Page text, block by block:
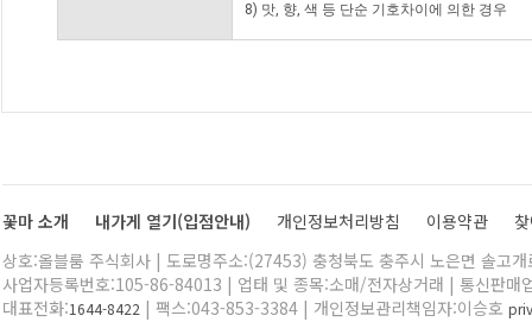
8) 맛, 향, 색 등 단순 기호차이에 의한 경우
꽃마 소개 내가게 열기(입점안내) 개인정보처리방침 이용약관
상호:올블룸 주식회사 | 도로명주소:(27453) 충청북도 충주시 노은면 솔고
사업자등록번호:105-86-84013 | 업태 및 종목:소매/전자상거래 | 통신판매
대표전화:1644-8422 | 팩스:043-853-3384 | 개인정보관리책임자:이승호